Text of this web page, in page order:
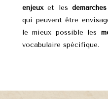
enjeuxet les démarches
qui peuvent être
le mieux possible les
vocabulaire spécifique.